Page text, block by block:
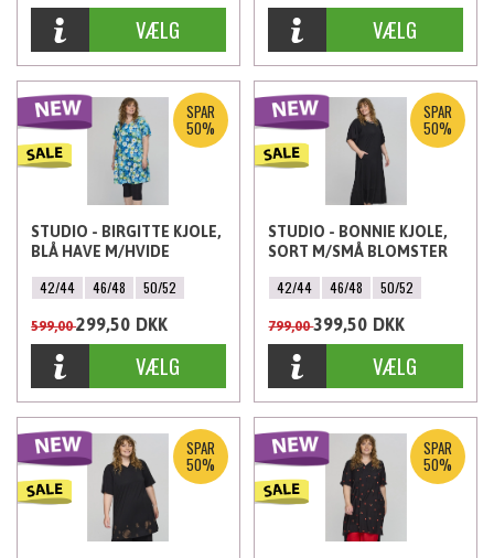
SPAR
50%
STUDIO - BIRGITTE KJOLE,
BLÅ HAVE M/HVIDE
42/44 46/48 50/52
599,00299,50 DKK
SPAR
50%
STUDIO - BONNIE KJOLE,
SORT M/SMÅ BLOMSTER
42/44 46/48 50/52
799,00399,50 DKK
SPAR
50%
SPAR
50%